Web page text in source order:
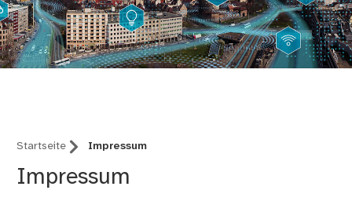
Startseite Impressum
Impressum